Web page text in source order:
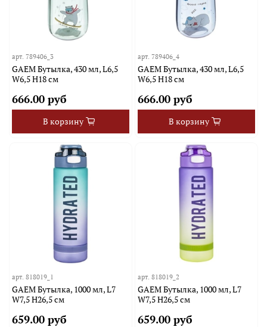
арт.789406_3
GAEM Бутылка, 430 мл, L6,5
W6,5 H18 см
666.00 руб
В корзину
арт. 789406_4
GAEM Бутылка, 430 мл, L6,5
W6,5 H18 см
666.00 руб
В корзину
арт.818019_1
GAEM Бутылка, 1000 мл, L7
W7,5 H26,5 см
659.00 руб
арт. 818019_2
GAEM Бутылка, 1000 мл, L7
W7,5 H26,5 см
659.00 руб